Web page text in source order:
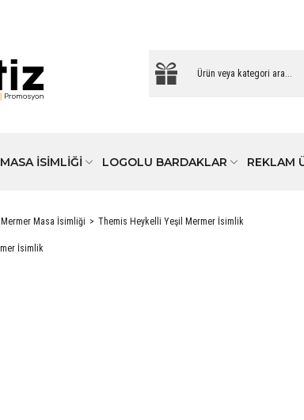
MASA İSİMLİĞİ LOGOLU BARDAKLAR REKLAM
Mermer Masa İsimliği Themis Heykelli Yeşil Mermer İsimlik